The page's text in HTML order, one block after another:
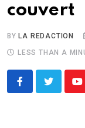
couvert
BYLA REDACTION
LESS THAN A